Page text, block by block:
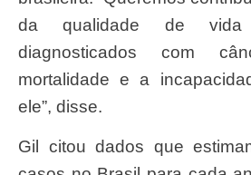
da qualidade de vida
diagnosticados com
mortalidade e a
ele”, disse.
Gil citou dados que estimam 704 mil novos